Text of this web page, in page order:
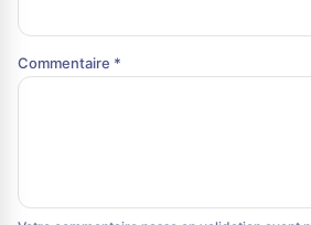
Commentaire *